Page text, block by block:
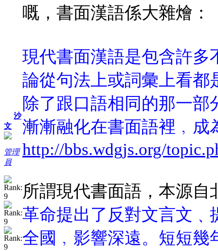
沙
文
管理
員
嘅，書面漢語係大雜燴：
現代書面漢語是包含許多
論從句法上或詞彙上看都
除了跟口語相同的那一
漸漸融化在書面語裡﹐成
http://bbs.wdgjs.org/
所謂現代書面語，本源自
革命提出了反對文言文﹑
全國﹐影響深遠。短短